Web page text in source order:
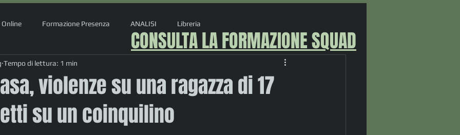
Formazione Presenza ANALISI Libreria
violenze su una ragazza di 17
su un coinquilino
Tempo di lettura: 1 min
CONSULTA LA FORMAZIONE SQUAD